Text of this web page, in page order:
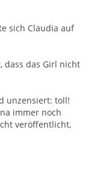
sich Claudia auf
dass das Girl nicht
unzensiert: toll!
immer noch
veröffentlicht,